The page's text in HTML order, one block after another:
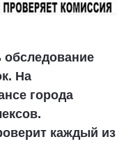
обследование
На
города
каждый из